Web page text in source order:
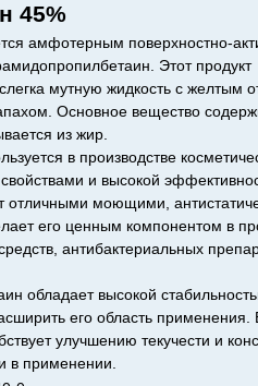
45%
амфотерным поверхностно-
Этот продукт
мутную жидкость с желтым
Основное вещество
из жир.
в производстве
и высокой
отличными моющими,
его ценным компонентом в
антибактериальных
обладает высокой
его область применения.
улучшению текучести и
в применении.